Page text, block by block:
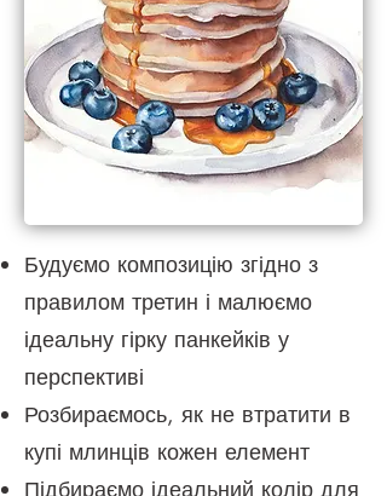
Будуємо композицію згідно з
правилом третин і малюємо
ідеальну гірку панкейків у
перспективі
Розбираємось, як не втратити в
купі млинців кожен елемент
Підбираємо ідеальний колір для